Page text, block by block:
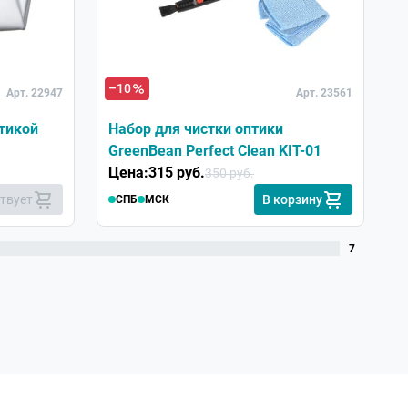
Арт. 22947 –10 Арт. 23561
Набор для чистки оптики
GreenBean Perfect Clean KIT-01
Цена:315 руб.350 руб.
СПБ МСК В корзину
7